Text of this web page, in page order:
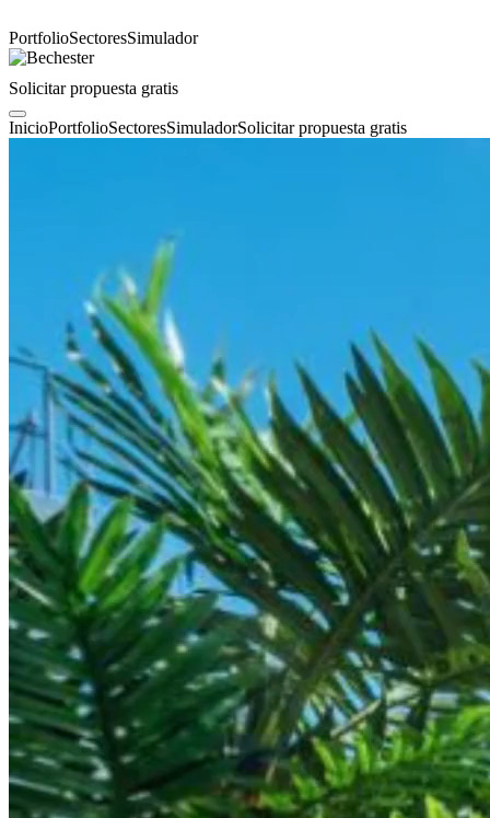
PortfolioSectoresSimulador
Solicitar propuesta gratis
InicioPortfolioSectoresSimuladorSolicitar propuesta gratis